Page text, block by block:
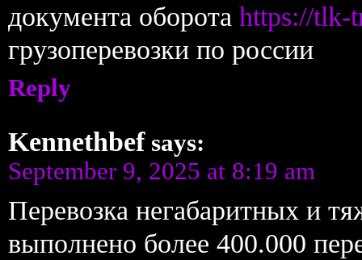
документа оборота https://tlk-
грузоперевозки по россии
Reply
Kennethbef says:
September 9, 2025 at 8:19 am
Перевозка негабаритных и
выполнено более 400.000